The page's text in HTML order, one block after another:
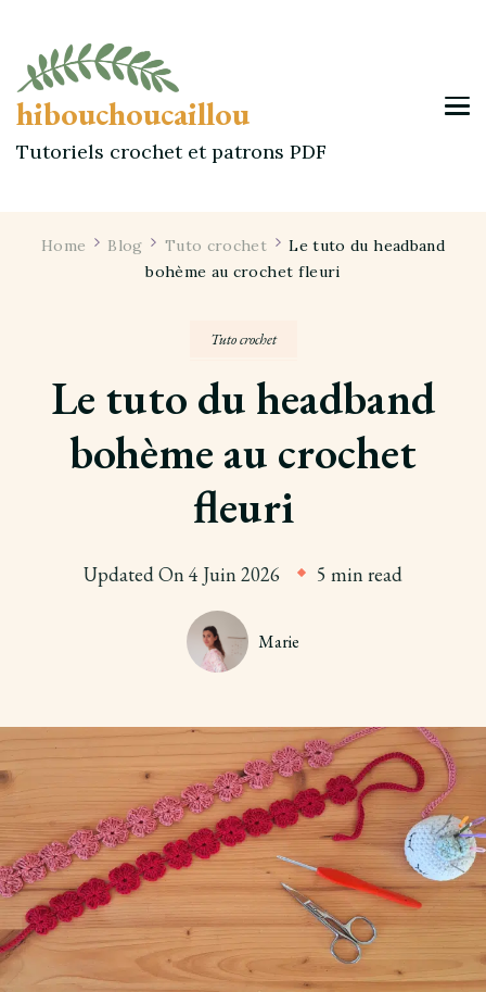
hibouchoucaillou
Tutoriels crochet et patrons PDF
Home Blog Tuto crochet
Le tuto du headband
bohème au crochet fleuri
Tuto crochet
Le tuto du headband
bohème au crochet
fleuri
Updated On4 Juin 2026 5 min read
Marie